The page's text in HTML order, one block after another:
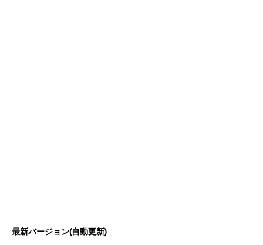
最新バージョン(自動更新)